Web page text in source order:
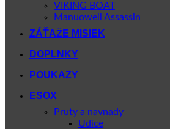
VIKING BOAT
Manuowell Assassin
ZÁŤAŽE MISIEK
DOPLNKY
POUKAZY
ESOX
Pruty a navnady
Udice